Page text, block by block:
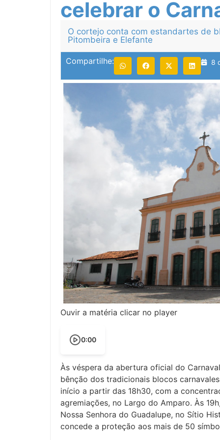
celebrar o
O cortejo conta com estandartes de
Pitombeira e Elefante
Compartilhe: 8
Ouvir a matéria clicar no player
0:00
Às véspera da abertura oficial do
bênção dos tradicionais blocos
início a partir das 18h30, com a
agremiações, no Largo do Amparo. Às
Nossa Senhora do Guadalupe, no Sítio
concede a proteção aos mais de 50